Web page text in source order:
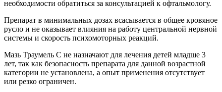
необходимости обратиться за консультацией к офтальмологу.
Препарат в минимальных дозах всасывается в общее кровяное
русло и не оказывает влияния на работу центральной нервной
системы и скорость психомоторных реакций.
Мазь Траумель С не назначают для лечения детей младше 3
лет, так как безопасность препарата для данной возрастной
категории не установлена, а опыт применения отсутствует
или резко ограничен.